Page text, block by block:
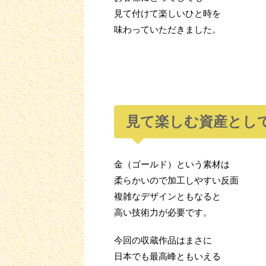
見て付けて楽しいひと時を
味わっていただきました。
見て楽しむ資産と
金（ゴールド）という素材は
柔らかいので加工しやすい反面
複雑なデザインともなると
高い技術力が必要です。
今回の収蔵作品はまさに
日本でも最高峰ともいえる